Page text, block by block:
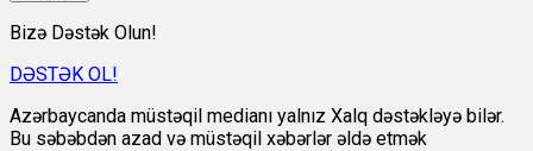
Bizə Dəstək Olun!
DƏSTƏK OL!
Azərbaycanda müstəqil medianı yalnız Xalq dəstəkləyə bilər.
Bu səbəbdən azad və müstəqil xəbərlər əldə etmək